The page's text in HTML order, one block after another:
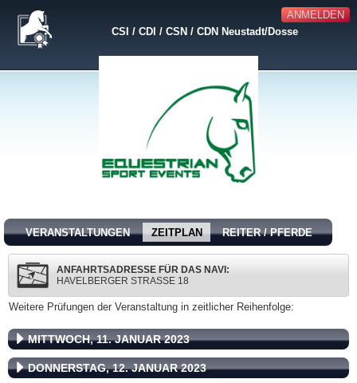
ANMELDEN
CSI / CDI / CSN / CDN Neustadt/Dosse
VERANSTALTUNGEN ZEITPLAN REITER / PFERDE
ANFAHRTSADRESSE FÜR DAS NAVI:
HAVELBERGER STRASSE 18
Weitere Prüfungen der Veranstaltung in zeitlicher Reihenfolge:
MITTWOCH, 11. JANUAR 2023
DONNERSTAG, 12. JANUAR 2023